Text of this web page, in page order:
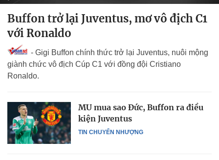
Buffon trở lại Juventus, mơ vô địch C1
với Ronaldo
- Gigi Buffon chính thức trở lại Juventus, nuôi mộng
giành chức vô địch Cúp C1 với đồng đội Cristiano
Ronaldo.
TIN CHUYỂN NHƯỢNG
MU mua sao Đức, Buffon ra điều
kiện Juventus